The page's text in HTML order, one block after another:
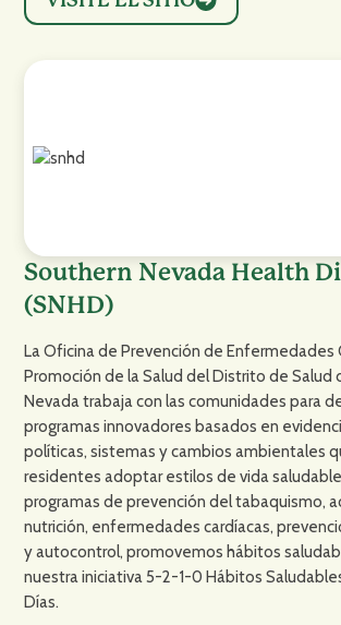
Southern Nevada Health
(SNHD)
La Oficina de Prevención de Enfermedades
Promoción de la Salud del Distrito de Salud
Nevada trabaja con las comunidades para
programas innovadores basados en
políticas, sistemas y cambios ambientales
residentes adoptar estilos de vida
programas de prevención del tabaquismo,
nutrición, enfermedades cardíacas,
y autocontrol, promovemos hábitos
nuestra iniciativa 5-2-1-0 Hábitos
Días.